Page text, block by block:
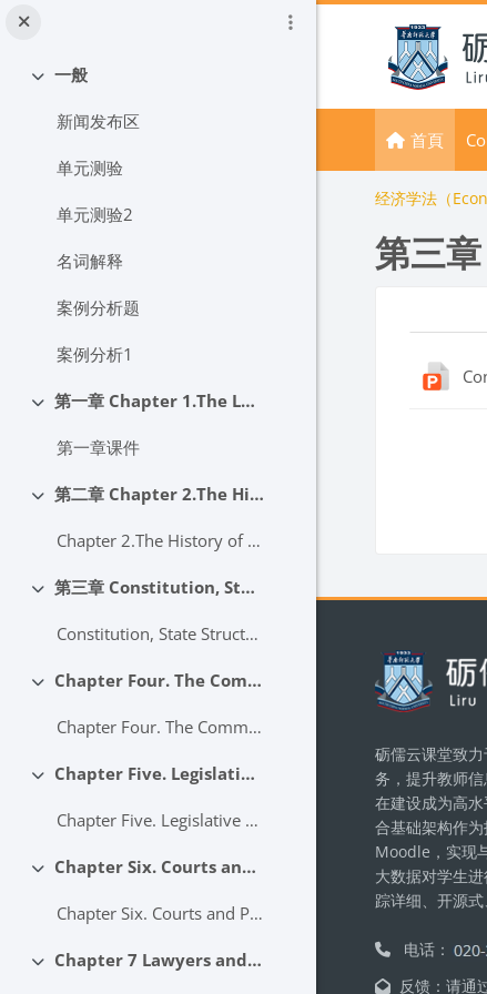
跳至主內容
一般
新闻发布区
单元测验
单元测验2
名词解释
案例分析题
案例分析1
展延
第一章 Chapter 1.The Legal System of the People's Republic of China in a Nutshell
第一章课件
展延
第二章 Chapter 2.The History of Law in Imperial and Modern China
Chapter 2.The History of Law in Imperial and Modern China课件
展延
第三章 Constitution, State Structure, and Human Rights
Constitution, State Structure, and Human Rights课件
展延
Chapter Four. The Communist Party of China
Chapter Four. The Communist Party of China课件
展延
Chapter Five. Legislative Authority and Legal Interpretation
Chapter Five. Legislative Authority and Legal Interpretation课件
展延
Chapter Six. Courts and Procuratorates
Chapter Six. Courts and Procuratorates课件
展延
Chapter 7 Lawyers and the Legal Profession
首頁
经济学法（
第三
區塊
單
區塊
砺儒云课堂致
务，提升教师
在建设成为高
合基础架构作
Moodle，实现
大数据对学生
踪详细、开源
电话：
反馈：请通